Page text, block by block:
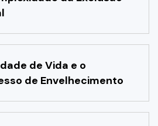
de Vida e o
de Envelhecimento